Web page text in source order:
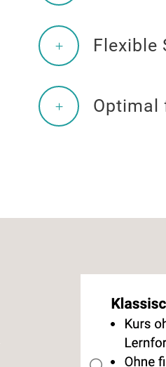
Flexible
Optimal